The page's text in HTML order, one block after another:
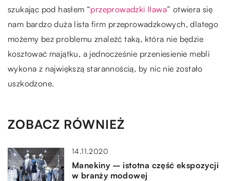
szukając pod hasłem “przeprowadzki Iława” otwiera się
nam bardzo duża lista firm przeprowadzkowych, dlatego
możemy bez problemu znaleźć taką, która nie będzie
kosztować majątku, a jednocześnie przeniesienie mebli
wykona z największą starannością, by nic nie zostało
uszkodzone.
ZOBACZ RÓWNIEŻ
14.11.2020
Manekiny – istotna część ekspozycji
w branży modowej